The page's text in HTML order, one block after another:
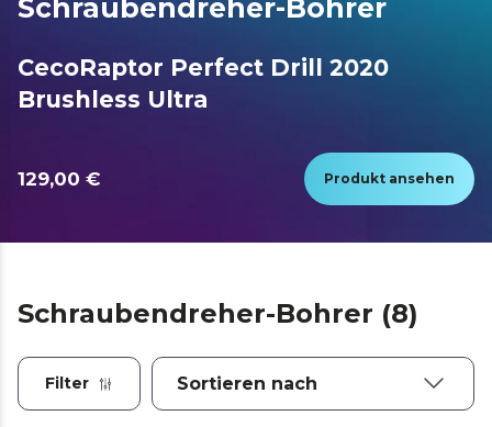
Schraubendreher-Bohrer
CecoRaptor Perfect Drill 2020
Brushless Ultra
129,00 € Produkt ansehen
Schraubendreher-Bohrer (8)
Filter